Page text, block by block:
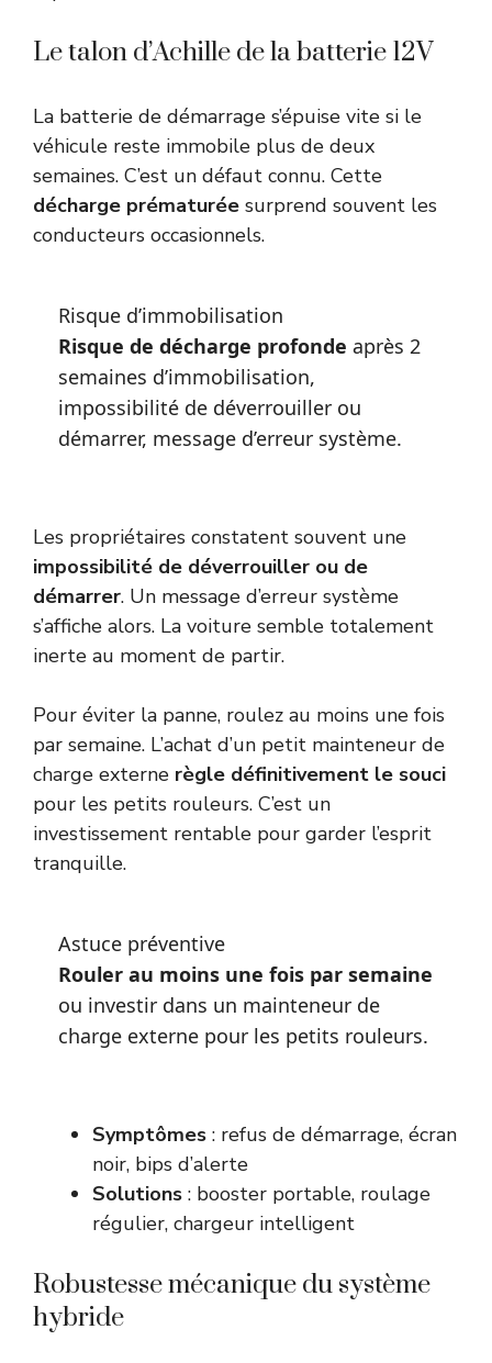
Le talon d’Achille de la batterie 12V
La batterie de démarrage s’épuise vite si le
véhicule reste immobile plus de deux
semaines. C’est un défaut connu. Cette
décharge prématurée surprend souvent les
conducteurs occasionnels.
Risque d’immobilisation
Risque de décharge profonde après 2
semaines d’immobilisation,
impossibilité de déverrouiller ou
démarrer, message d’erreur système.
Les propriétaires constatent souvent une
impossibilité de déverrouiller ou de
démarrer. Un message d’erreur système
s’affiche alors. La voiture semble totalement
inerte au moment de partir.
Pour éviter la panne, roulez au moins une fois
par semaine. L’achat d’un petit mainteneur de
charge externe règle définitivement le souci
pour les petits rouleurs. C’est un
investissement rentable pour garder l’esprit
tranquille.
Astuce préventive
Rouler au moins une fois par semaine
ou investir dans un mainteneur de
charge externe pour les petits rouleurs.
Symptômes : refus de démarrage, écran
noir, bips d’alerte
Solutions : booster portable, roulage
régulier, chargeur intelligent
Robustesse mécanique du système
hybride